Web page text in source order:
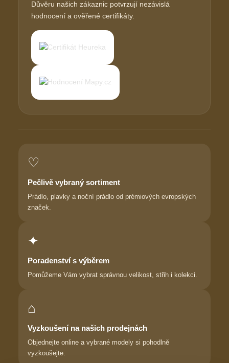
Důvěru našich zákaznic potvrzují nezávislá
hodnocení a ověřené certifikáty.
♡
Pečlivě vybraný sortiment
Prádlo, plavky a noční prádlo od prémiových evropských
značek.
✦
Poradenství s výběrem
Pomůžeme Vám vybrat správnou velikost, střih i kolekci.
⌂
Vyzkoušení na našich prodejnách
Objednejte online a vybrané modely si pohodlně
vyzkoušejte.